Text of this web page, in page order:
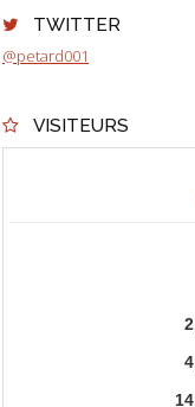
TWITTER
@petard001
VISITEURS